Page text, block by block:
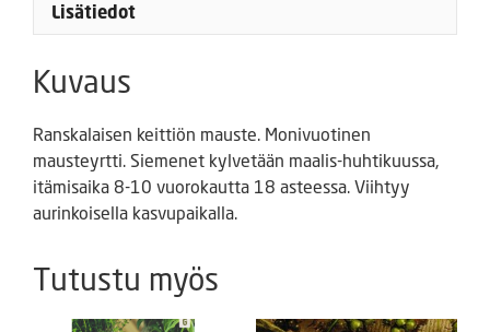
Lisätiedot
Kuvaus
Ranskalaisen keittiön mauste. Monivuotinen
mausteyrtti. Siemenet kylvetään maalis-huhtikuussa,
itämisaika 8-10 vuorokautta 18 asteessa. Viihtyy
aurinkoisella kasvupaikalla.
Tutustu myös